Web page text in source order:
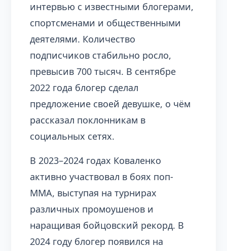
интервью с известными блогерами,
спортсменами и общественными
деятелями. Количество
подписчиков стабильно росло,
превысив 700 тысяч. В сентябре
2022 года блогер сделал
предложение своей девушке, о чём
рассказал поклонникам в
социальных сетях.
В 2023–2024 годах Коваленко
активно участвовал в боях поп-
ММА, выступая на турнирах
различных промоушенов и
наращивая бойцовский рекорд. В
2024 году блогер появился на